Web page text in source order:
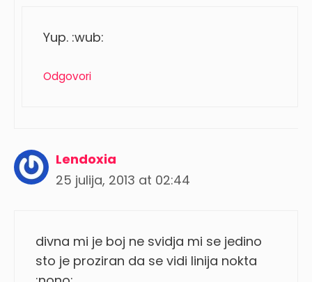
Yup. :wub:
Odgovori
Lendoxia
25 julija, 2013 at 02:44
divna mi je boj ne svidja mi se jedino
sto je proziran da se vidi linija nokta